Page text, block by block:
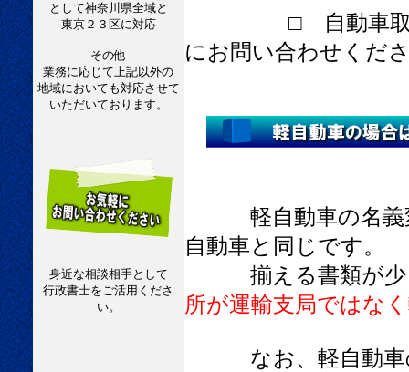
として神奈川県全域と
東京２３区に対応
その他
業務に応じて上記以外の
地域においても対応させて
いただいております。
身近な相談相手として
行政書士をご活用くださ
い。
□ 自動車取
にお問い合わせくだ
軽自動車の名義変
自動車と同じです。
揃える書類が少し
所が運輸支局ではな
なお、軽自動